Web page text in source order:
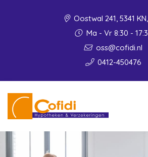
Oostwal 241, 5341
Ma - Vr 8:30 -
oss@cofidi.nl
0412-450476